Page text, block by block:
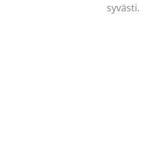
syvästi.